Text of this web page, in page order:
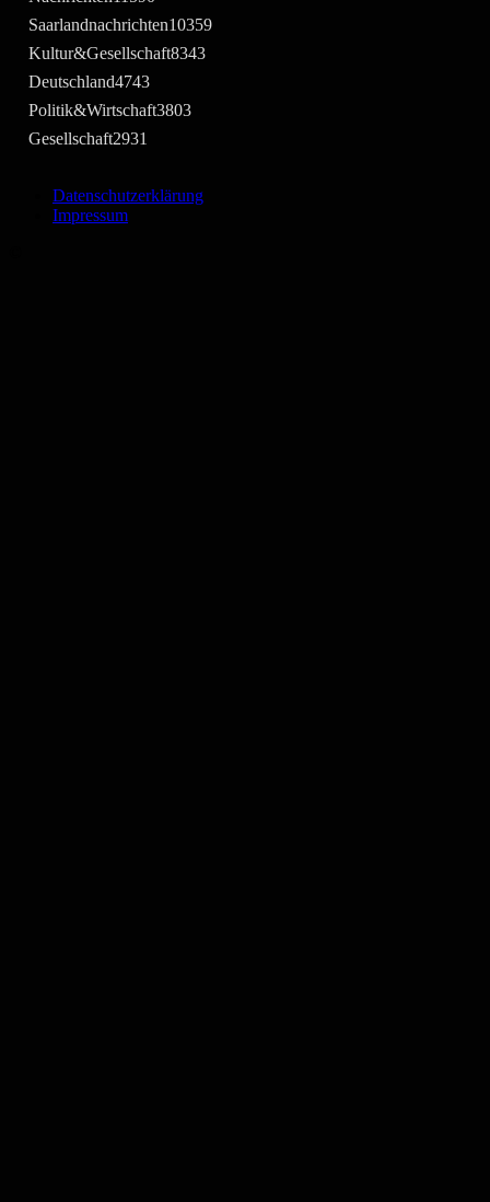
Saarlandnachrichten10359
Kultur&Gesellschaft8343
Deutschland4743
Politik&Wirtschaft3803
Gesellschaft2931
Datenschutzerklärung
Impressum